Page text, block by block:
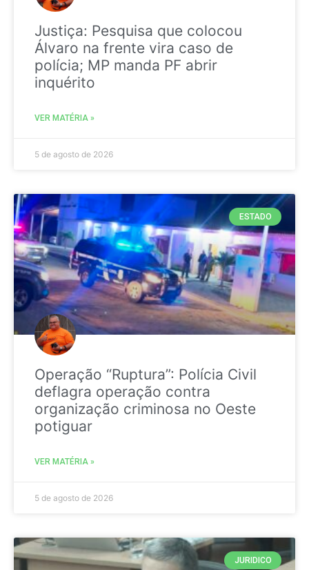
Justiça: Pesquisa que colocou
Álvaro na frente vira caso de
polícia; MP manda PF abrir
inquérito
VER MATÉRIA »
5 de agosto de 2026
ESTADO
Operação “Ruptura”: Polícia Civil
deflagra operação contra
organização criminosa no Oeste
potiguar
VER MATÉRIA »
5 de agosto de 2026
JURIDICO